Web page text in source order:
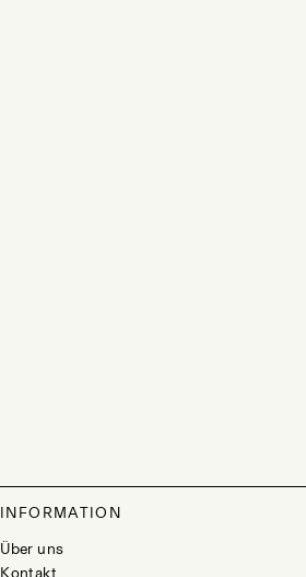
INFORMATION
Über uns